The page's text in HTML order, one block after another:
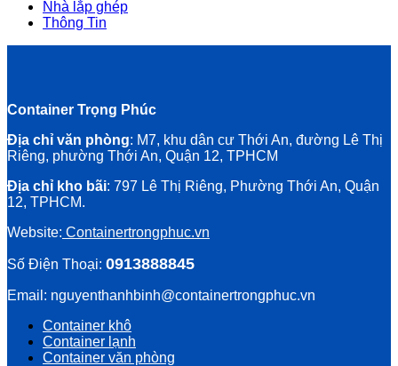
Nhà lắp ghép
Thông Tin
Container Trọng Phúc
Địa chỉ văn phòng: M7, khu dân cư Thới An, đường Lê Thị
Riêng, phường Thới An, Quận 12, TPHCM
Địa chỉ kho bãi: 797 Lê Thị Riêng, Phường Thới An, Quận
12, TPHCM.
Website: Containertrongphuc.vn
Số Điện Thoại: 0913888845
Email: nguyenthanhbinh@containertrongphuc.vn
Container khô
Container lạnh
Container văn phòng